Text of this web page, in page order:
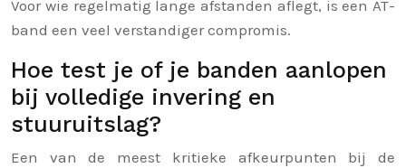
Voor wie regelmatig lange afstanden aflegt, is een AT-
band een veel verstandiger compromis.
Hoe test je of je banden aanlopen
bij volledige invering en
stuuruitslag?
Een van de meest kritieke afkeurpunten bij de